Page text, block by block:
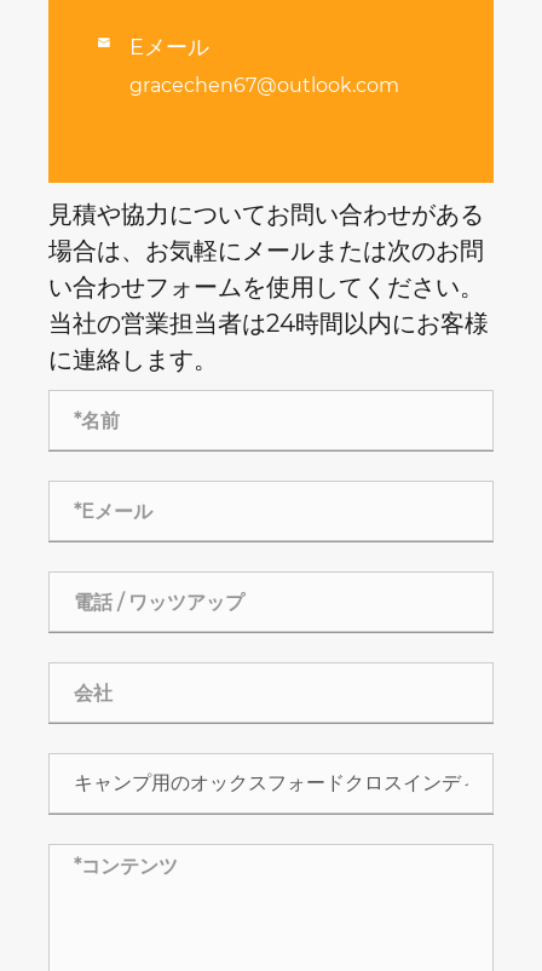
 Eメール
gracechen67@outlook.com
見積や協力についてお問い合わせがある
場合は、お気軽にメールまたは次のお問
い合わせフォームを使用してください。
当社の営業担当者は24時間以内にお客様
に連絡します。